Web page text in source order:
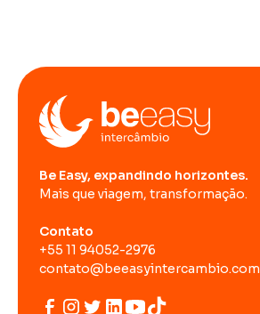
Be Easy, expandindo horizontes.
Mais que viagem, transformação.
Contato
+55 11 94052-2976
contato@beeasyintercambio.com